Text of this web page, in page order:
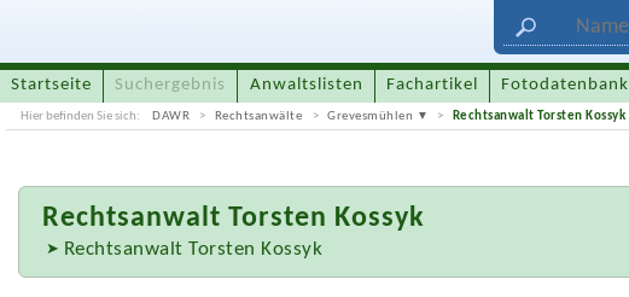
Startseite Suchergebnis Anwaltslisten Fachartikel Fotodatenbank
Hier befinden Sie sich: DAWR Rechtsanwälte Grevesmühlen Rechtsanwalt Torsten Kossyk
RechtsanwaltTorsten Kossyk
Rechtsanwalt Torsten Kossyk